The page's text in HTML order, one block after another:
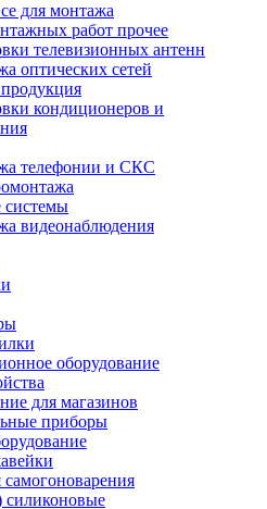
для монтажа
работ прочее
телевизионных антенн
оптических сетей
кондиционеров и
телефонии и СКС
системы
видеонаблюдения
оборудование
для магазинов
приборы
силиконовые